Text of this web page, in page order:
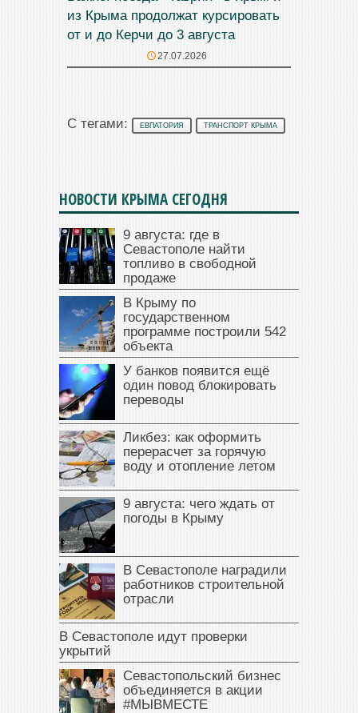
из Крыма продолжат курсировать
от и до Керчи до 3 августа
27.07.2026
С тегами: ЕВПАТОРИЯ ТРАНСПОРТ КРЫМА
НОВОСТИ КРЫМА СЕГОДНЯ
9 августа: где в
Севастополе найти
топливо в свободной
продаже
В Крыму по
государственном
программе построили 542
объекта
У банков появится ещё
один повод блокировать
переводы
Ликбез: как оформить
перерасчет за горячую
воду и отопление летом
9 августа: чего ждать от
погоды в Крыму
В Севастополе наградили
работников строительной
отрасли
В Севастополе идут проверки
укрытий
Севастопольский бизнес
объединяется в акции
#МЫВМЕСТЕ